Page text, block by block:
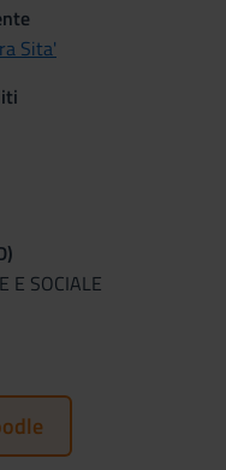
Sita'
E SOCIALE